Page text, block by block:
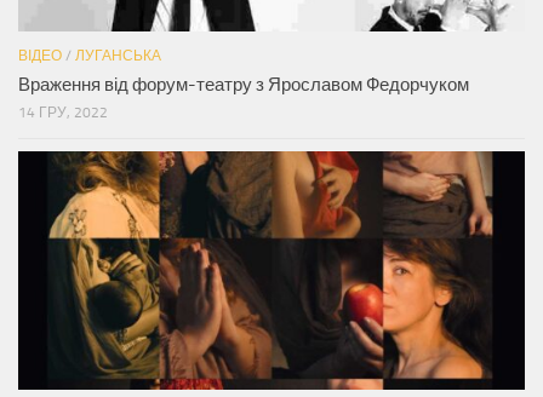
ВІДЕО / ЛУГАНСЬКА
Враження від форум-театру з Ярославом Федорчуком
14 ГРУ, 2022